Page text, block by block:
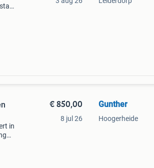
in
€ 850,00
8 jul 26
Gunther
Hoogerheide